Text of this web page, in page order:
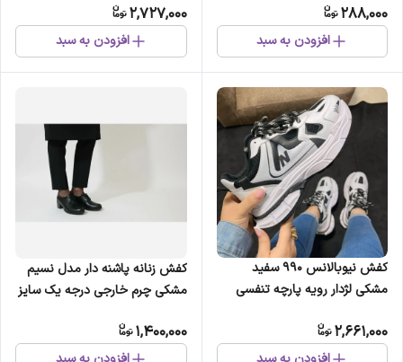
288,000
افزودن به سبد
2,727,000
افزودن به سبد
کفش نیوبالانس 990 سفید
مشکی لژدار رویه پارچه تنفسی
2,661,000
کفش زنانه پاشنه دار مدل نسیم
مشکی چرم خارجی درجه یک سایز
1,400,000